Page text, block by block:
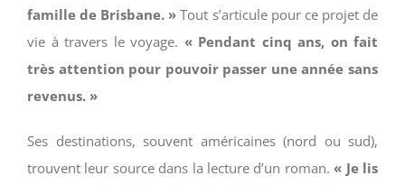
famille de Brisbane. » Tout s’articule pour ce projet de
vie à travers le voyage. « Pendant cinq ans, on fait
très attention pour pouvoir passer une année sans
revenus. »
Ses destinations, souvent américaines (nord ou sud),
trouvent leur source dans la lecture d’un roman.« Je lis